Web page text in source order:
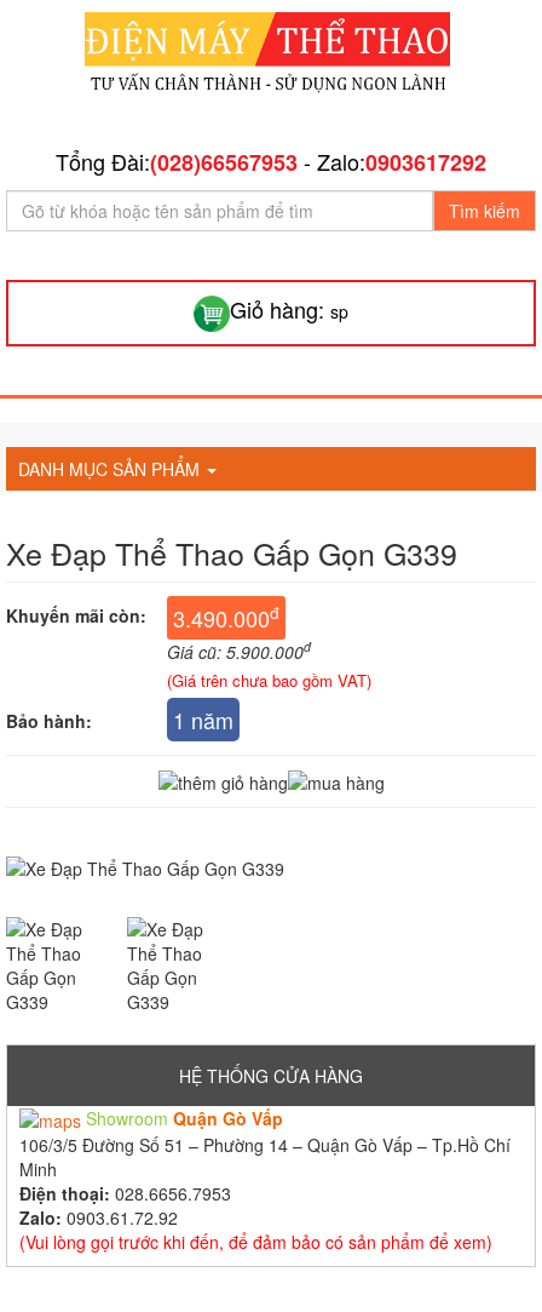
Tổng Đài:(028)66567953- Zalo:0903617292
Tìm kiếm
Giỏ hàng: sp
DANH MỤC SẢN PHẨM
Xe Đạp Thể Thao Gấp Gọn G339
Khuyến mãi còn: 3.490.000đ
Giá cũ: 5.900.000đ
(Giá trên chưa bao gồm VAT)
Bảo hành: 1 năm
HỆ THỐNG CỬA HÀNG
Showroom Quận Gò Vấp
106/3/5 Đường Số 51 – Phường 14 – Quận Gò Vấp – Tp.Hồ Chí
Minh
Điện thoại: 028.6656.7953
Zalo: 0903.61.72.92
(Vui lòng gọi trước khi đến, để đảm bảo có sản phẩm để xem)